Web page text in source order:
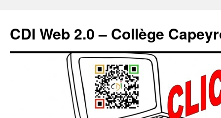
CDI Web 2.0 – Collège